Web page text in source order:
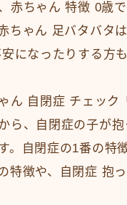
赤ちゃん 特徴 0歳
ちゃん 足バタバタ
になったりする方
ん 自閉症 チェッ
ら、自閉症の子が
。自閉症の1番の特
特徴や、自閉症 抱